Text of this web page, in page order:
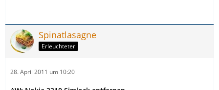
Spinatlasagne
Erleuchteter
28. April 2011 um 10:20